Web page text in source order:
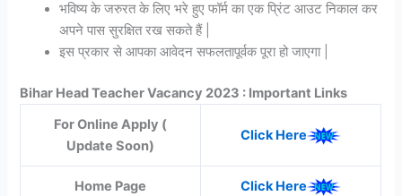
भविष्य के जरुरत के लिए भरे हुए फॉर्म का एक प्रिंट आउट निकाल कर
अपने पास सुरक्षित रख सकते हैं |
इस प्रकार से आपका आवेदन सफलतापूर्वक पूरा हो जाएगा |
Bihar Head Teacher Vacancy 2023 : Important Links
For Online Apply (
Update Soon)
Click Here
Home Page Click Here